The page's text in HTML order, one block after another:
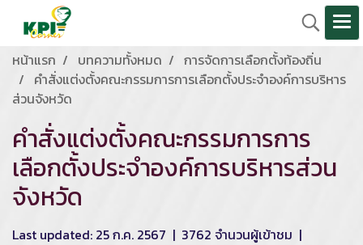
หน้าแรก บทความทั้งหมด
การจัดการเลือกตั้งท้องถิ่น
คำสั่งแต่งตั้งคณะกรรมการการเลือกตั้งประจำองค์การบริหาร
ส่วนจังหวัด
คำสั่งแต่งตั้งคณะกรรมการการ
เลือกตั้งประจำองค์การบริหารส่วน
จังหวัด
Last updated: 25 ก.ค. 2567 | 3762 จำนวนผู้เข้าชม |